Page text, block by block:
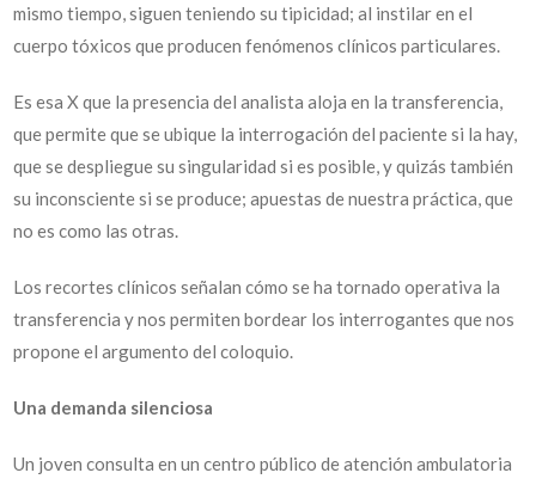
mismo tiempo, siguen teniendo su tipicidad; al instilar en el
cuerpo tóxicos que producen fenómenos clínicos particulares.
Es esa X que la presencia del analista aloja en la transferencia,
que permite que se ubique la interrogación del paciente si la hay,
que se despliegue su singularidad si es posible, y quizás también
su inconsciente si se produce; apuestas de nuestra práctica, que
no es como las otras.
Los recortes clínicos señalan cómo se ha tornado operativa la
transferencia y nos permiten bordear los interrogantes que nos
propone el argumento del coloquio.
Una demanda silenciosa
Un joven consulta en un centro público de atención ambulatoria